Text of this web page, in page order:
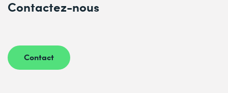
Contactez-nous
Contact